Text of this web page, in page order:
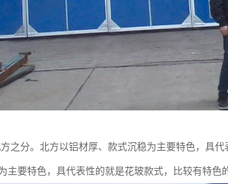
之分。北方以铝材厚、款式沉稳为主要特色，具
主要特色，具代表性的就是花玻款式，比较有特色